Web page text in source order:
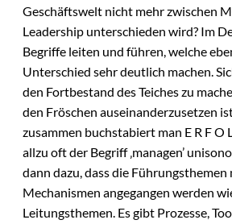
Geschäftswelt nicht mehr zwischen
Leadership unterschieden wird? Im
Begriffe leiten und führen, welche
Unterschied sehr deutlich machen.
den Fortbestand des Teiches zu
den Fröschen auseinanderzusetzen
zusammen buchstabiert man E R F O
allzu oft der Begriff ‚managen’
dann dazu, dass die Führungsthemen
Mechanismen angegangen werden
Leitungsthemen. Es gibt Prozesse,